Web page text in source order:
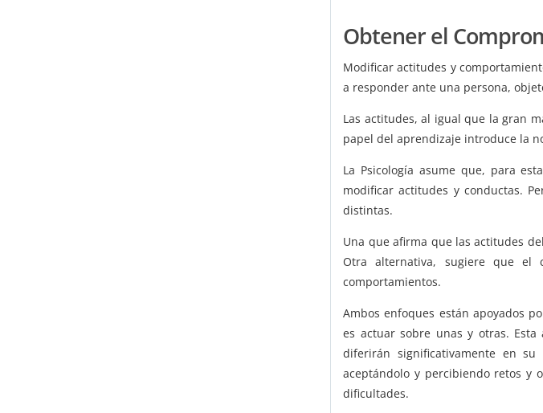
Obtener el
Modificar actitudes y
a responder ante una persona,
Las actitudes, al igual que la gran
papel del aprendizaje introduce la
La Psicología asume que, para
modificar actitudes y conductas.
distintas.
Una que afirma que las actitudes
Otra alternativa, sugiere que el
comportamientos.
Ambos enfoques están apoyados
es actuar sobre unas y otras.
diferirán significativamente en
aceptándolo y percibiendo retos y
dificultades.